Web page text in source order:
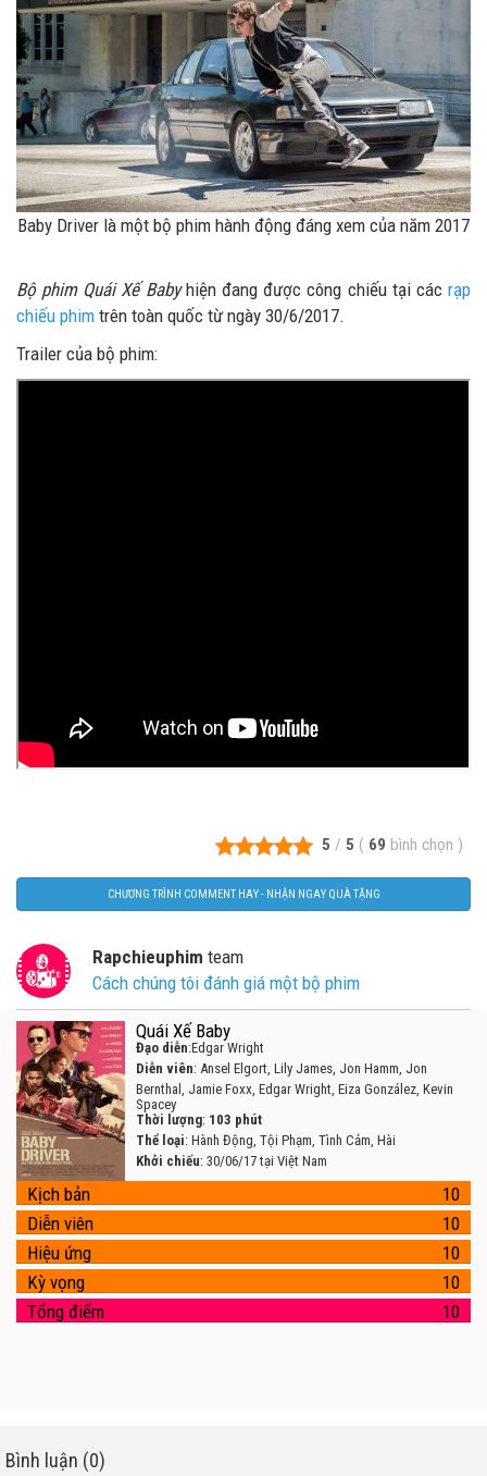
Baby Driver là một bộ phim hành động đáng xem của năm 2017
Bộ phim Quái Xế Babyhiện đang được công chiếu tại cácrạp
chiếu phim trên toàn quốc từ ngày 30/6/2017.
Trailer của bộ phim:
5 / 5 ( 69 bình chọn )
CHƯƠNG TRÌNH COMMENT HAY - NHẬN NGAY QUÀ TẶNG
Rapchieuphim team
Cách chúng tôi đánh giá một bộ phim
Quái Xế Baby
Đạo diễn:Edgar Wright
Diễn viên: Ansel Elgort, Lily James, Jon Hamm, Jon
Bernthal, Jamie Foxx, Edgar Wright, Eiza González, Kevin
Spacey
Thời lượng: 103 phút
Thể loại: Hành Động, Tội Phạm, Tình Cảm, Hài
Khởi chiếu: 30/06/17 tại Việt Nam
Kịch bản
10
Diễn viên
10
Hiệu ứng
10
Kỳ vọng
10
Tổng điểm
10
Bình luận (0)